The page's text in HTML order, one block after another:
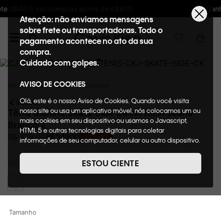
Ganhe 10% de GIFTBACK em todas as compras
Atenção: não enviamos mensagens
sobre frete ou transportadoras. Todo o
pagamento acontece no ato da sua
compra.
Cuidado com golpes.
AVISO DE COOKIES
Olá, este é o nosso Aviso de Cookies. Quando você visita
nosso site ou usa um aplicativo móvel, nós colocamos um ou
mais cookies em seu dispositivo ou usamos o Javascript,
HTML 5 e outras tecnologias digitais para coletar
informações de seu computador, celular ou outro dispositivo.
de cookies, informaremos quais cookies usaremos e quais
suas funções. A forma como processamos os dados
nosso Aviso de Privacidade. Quando você visita nosso site,
fornecer a você toda a funcionalidade do site, incluindo,
ESTOU CIENTE
Oportunidades Acessórios Calçados
VOLTAR
Tênis Menino Skate Side Calvin Klein Jeans
Branco 2
479 R$ 249 ,00 OFF
Tamanho